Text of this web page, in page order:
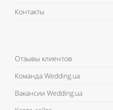
Контакты
Отзывы клиентов
Команда Wedding.ua
Вакансии Wedding.ua